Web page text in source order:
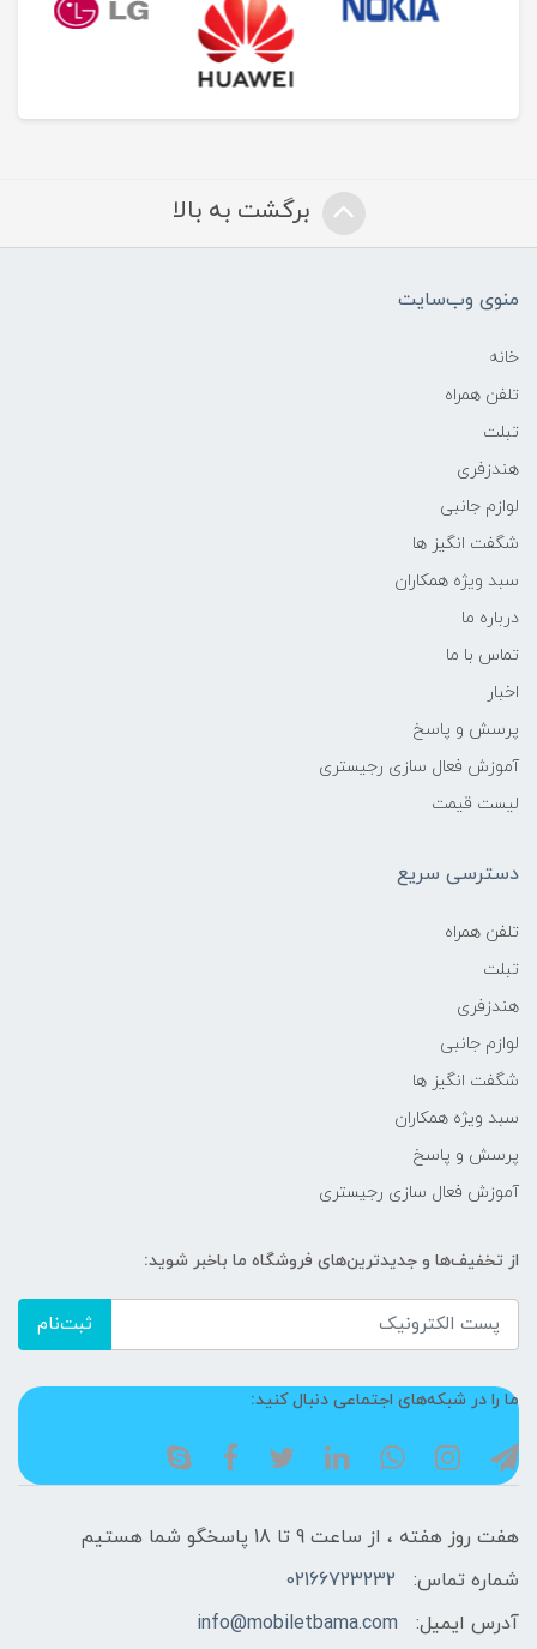
برگشت به بالا
منوی وب‌سایت
خانه
تلفن همراه
تبلت
هندزفری
لوازم جانبی
شگفت انگیز ها
سبد ویژه همکاران
درباره ما
تماس با ما
اخبار
پرسش و پاسخ
آموزش فعال سازی رجیستری
لیست قیمت
دسترسی سریع
تلفن همراه
تبلت
هندزفری
لوازم جانبی
شگفت انگیز ها
سبد ویژه همکاران
پرسش و پاسخ
آموزش فعال سازی رجیستری
از تخفیف‌ها و جدیدترین‌های فروشگاه ما باخبر شوید:
ثبت‌نام
ما را در شبکه‌های اجتماعی دنبال کنید:
هفت روز هفته ، از ساعت 9 تا 18 پاسخگو شما هستیم
شماره تماس:
02166723232
آدرس ایمیل:
info@mobiletbama.com